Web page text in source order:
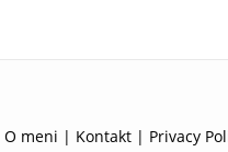
O meni | Kontakt | Privacy